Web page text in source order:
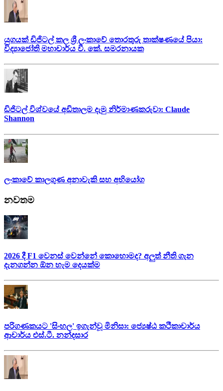
යුගයක් ඩිජිටල් කල ශ්‍රී ලංකාවේ තොරතුරු තාක්ෂණයේ පියා:
විද්‍යාජෝති මහාචාර්ය වී. කේ. සමරනායක
ඩිජිටල් විශ්වයේ අඩිතාලම දැමු නිර්මාණකරුවා: Claude
Shannon
ලංකාවේ කාලගුණ අනාවැකි සහ අභියෝග
නවතම
2026 දී F1 වෙනස් වෙන්නේ කොහොමද? අලුත් නීති ගැන
දැනගන්න ඕන හැම දෙයක්ම
පරිගණකයට 'සිංහල' ඉගැන්වූ මිනිසා: ජ්‍යෙෂ්ඨ කථිකාචාර්ය
ආචාර්ය එස්.ටී. නන්දසාර